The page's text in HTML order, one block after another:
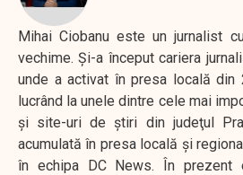
Mihai Ciobanu este un jurnalist
vechime. Şi-a început cariera
unde a activat în presa locală din
lucrând la unele dintre cele mai
şi site-uri de ştiri din judeţul
acumulată în presa locală şi
în echipa DC News. În prezent